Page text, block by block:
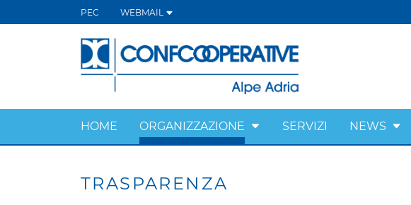
PEC WEBMAIL
HOME ORGANIZZAZIONE SERVIZI NEWS
TRASPARENZA